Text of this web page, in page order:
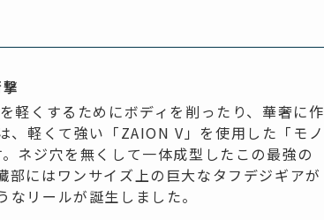
軽くするためにボディを削ったり、華奢に作
、軽くて強い「ZAION V」を使用した「モノ
ネジ穴を無くして一体成型したこの最強の
にはワンサイズ上の巨大なタフデジギアが
リールが誕生しました。